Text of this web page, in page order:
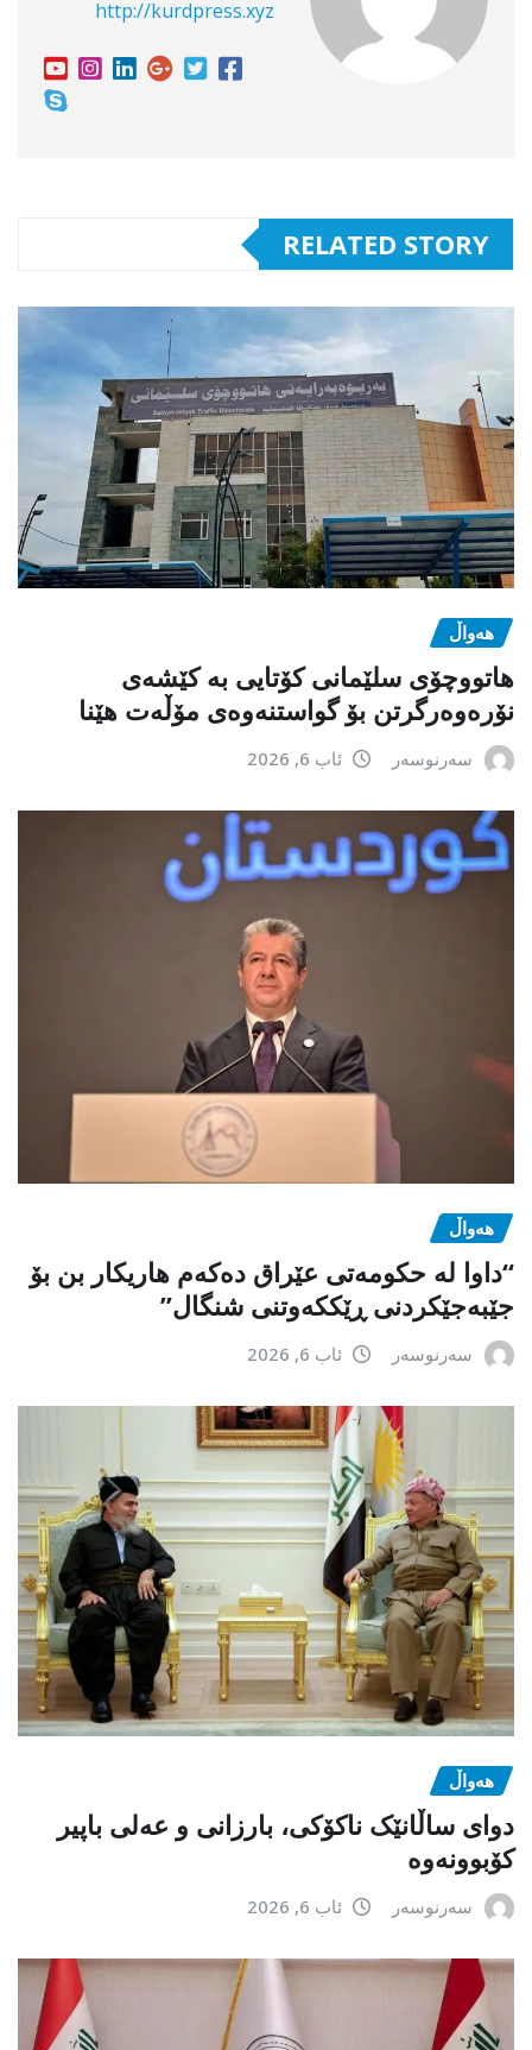
http://kurdpress.xyz
RELATED STORY
هەواڵ
هاتووچۆی سلێمانی کۆتایی بە کێشەی
نۆرەوەرگرتن بۆ گواستنەوەی مۆڵەت هێنا
سەرنوسەر ئاب 6, 2026
هەواڵ
“داوا لە حكومەتی عێراق دەكەم هاریكار بن بۆ
جێبەجێكردنی ڕێككەوتنی شنگال”
سەرنوسەر ئاب 6, 2026
هەواڵ
دوای ساڵانێک ناکۆکی، بارزانی و عەلی باپیر
کۆبوونەوە
سەرنوسەر ئاب 6, 2026